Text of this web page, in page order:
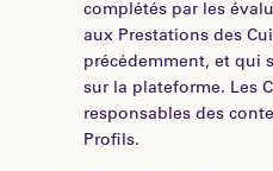
complétés par les
aux Prestations des
précédemment, et qui
sur la plateforme. Les
responsables des
Profils.